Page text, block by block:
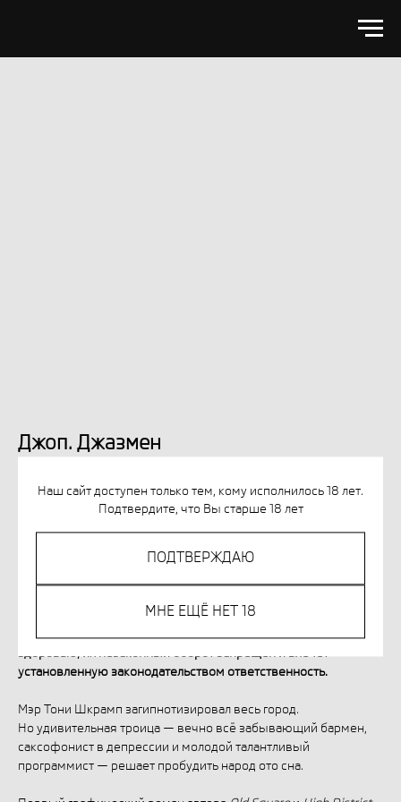
Наш сайт доступен только тем, кому исполнилось 18 лет.
Подтвердите, что Вы старше 18 лет
ПОДТВЕРЖДАЮ
МНЕ ЕЩЁ НЕТ 18
Джоп. Джазмен
Незаконное потребление наркотических средств,
психотропных веществ, их аналогов причиняет вред
здоровью, их незаконный оборот запрещён и влечет
установленную законодательством ответственность.
Мэр Тони Шкрамп загипнотизировал весь город.
Но удивительная троица — вечно всё забывающий бармен,
саксофонист в депрессии и молодой талантливый
программист — решает пробудить народ ото сна.